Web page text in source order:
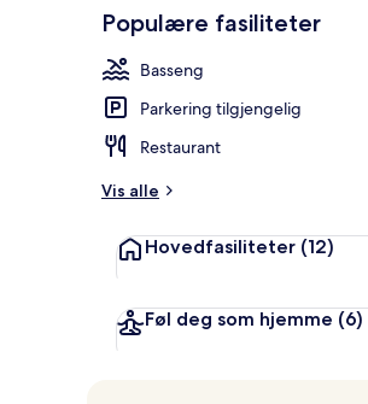
Populære fasiliteter
Basseng
Parkering tilgjengelig
Restaurant
Vis alle
Hovedfasiliteter (12)
Føl deg som hjemme (6)